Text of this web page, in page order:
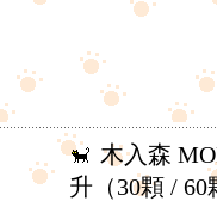
木入森
升（30顆 / 60